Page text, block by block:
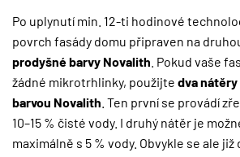
Po uplynutí min. 12-ti hodinové
povrch fasády domu připraven na
prodyšné barvy Novalith . Pokud vaše
žádné mikrotrhlinky, použijte dva
barvou Novalith . Ten první se provádí
10–15 % čisté vody. I druhý nátěr je
maximálně s 5 % vody. Obvykle se ale